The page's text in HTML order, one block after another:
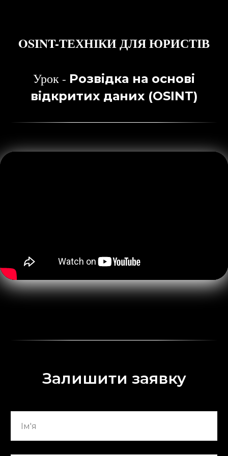
OSINT-ТЕХНІКИ ДЛЯ ЮРИСТІВ
Урок - Розвідка на основі
відкритих даних (OSINT)
Залишити заявку